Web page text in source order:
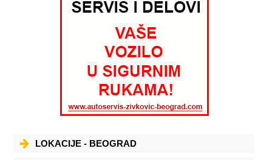
autodelova za vozila FORD sa ponudom preko 5000 artikala. Od 01. jula
2005. godine počeli smo prodaju delova za vozila PEUGEOT i CITROEN.
vozila FORD, PEUGEOT i CITROEN koje uvek imamo u magacinu
LOKACIJE - BEOGRAD